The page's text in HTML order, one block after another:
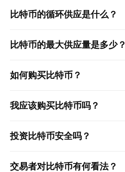
比特币的循环供应是什么？
比特币的最大供应量是多少？
如何购买比特币 ？
我应该购买比特币吗？
投资比特币安全吗？
交易者对比特币有何看法？